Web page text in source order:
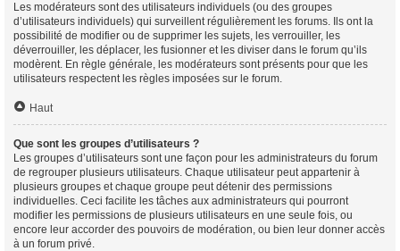
Les modérateurs sont des utilisateurs individuels (ou des groupes
d’utilisateurs individuels) qui surveillent régulièrement les forums. Ils ont la
possibilité de modifier ou de supprimer les sujets, les verrouiller, les
déverrouiller, les déplacer, les fusionner et les diviser dans le forum qu’ils
modèrent. En règle générale, les modérateurs sont présents pour que les
utilisateurs respectent les règles imposées sur le forum.
Haut
Que sont les groupes d’utilisateurs ?
Les groupes d’utilisateurs sont une façon pour les administrateurs du forum
de regrouper plusieurs utilisateurs. Chaque utilisateur peut appartenir à
plusieurs groupes et chaque groupe peut détenir des permissions
individuelles. Ceci facilite les tâches aux administrateurs qui pourront
modifier les permissions de plusieurs utilisateurs en une seule fois, ou
encore leur accorder des pouvoirs de modération, ou bien leur donner accès
à un forum privé.